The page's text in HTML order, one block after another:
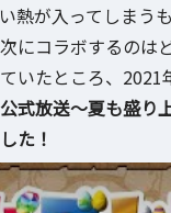
熱が入ってしまう
にコラボするのは
いたところ、
式放送～夏も盛り
た！